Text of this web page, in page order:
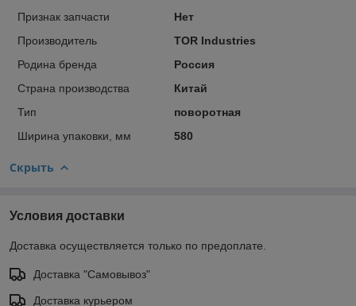
Признак запчасти
Нет
Производитель
TOR Industries
Родина бренда
Россия
Страна производства
Китай
Тип
поворотная
Ширина упаковки, мм
580
Скрыть
Условия доставки
Доставка осуществляется только по предоплате.
Доставка "Самовывоз"
Доставка курьером